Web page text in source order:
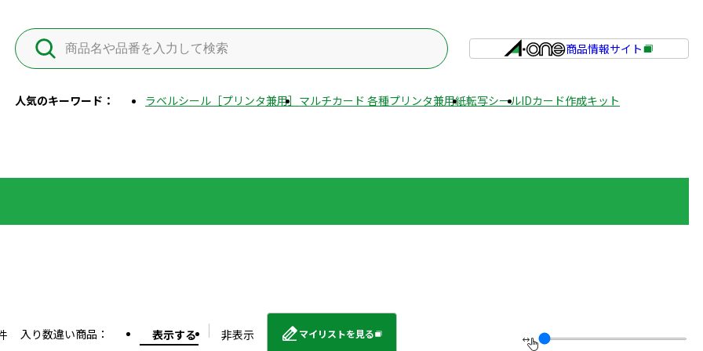
外
サ
ン
ま
商品情報サイト
人気のキーワード： ラベルシール［プリンタ兼用］ マルチカード 各種プリンタ兼用紙転写シールIDカード作成キット
入り数違い商品： 表示する 非表示
外
マイリストを見る